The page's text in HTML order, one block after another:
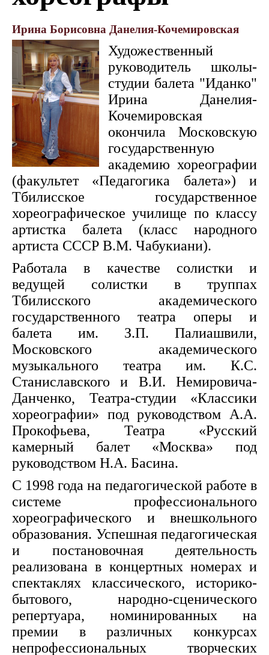
Ирина Борисовна Данелия-Кочемировская
Художественный
руководитель школы-
студии балета "Иданко"
Ирина Данелия-
Кочемировская
окончила Московскую
государственную
академию хореографии
(факультет «Педагогика балета») и
Тбилисское государственное
хореографическое училище по классу
артистка балета (класс народного
артиста СССР В.М. Чабукиани).
Работала в качестве солистки и
ведущей солистки в труппах
Тбилисского академического
государственного театра оперы и
балета им. З.П. Палиашвили,
Московского академического
музыкального театра им. К.С.
Станиславского и В.И. Немировича-
Данченко, Театра-студии «Классики
хореографии» под руководством А.А.
Прокофьева, Театра «Русский
камерный балет «Москва» под
руководством Н.А. Басина.
С 1998 года на педагогической работе в
системе профессионального
хореографического и внешкольного
образования. Успешная педагогическая
и постановочная деятельность
реализована в концертных номерах и
спектаклях классического, историко-
бытового, народно-сценического
репертуара, номинированных на
премии в различных конкурсах
непрофессиональных творческих